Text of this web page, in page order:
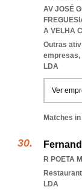
AV JOSÉ
A VELHA
Outras
empresas,
LDA
Ver
Matches
R POETA
LDA